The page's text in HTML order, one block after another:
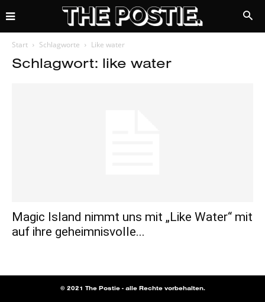
Start Schlagworte Like water
Schlagwort: like water
Magic Island nimmt uns mit „Like Water“ mit
auf ihre geheimnisvolle...
© 2021 The Postie - alle Rechte vorbehalten.